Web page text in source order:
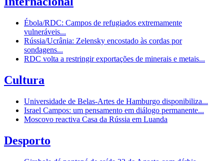
Ébola/RDC: Campos de refugiados extremamente
vulneráveis...
Rússia/Ucrânia: Zelensky encostado às cordas por
sondagens...
RDC volta a restringir exportações de minerais e metais...
Cultura
Universidade de Belas-Artes de Hamburgo disponibiliza...
Israel Campos: um pensamento em diálogo permanente...
Moscovo reactiva Casa da Rússia em Luanda
Desporto